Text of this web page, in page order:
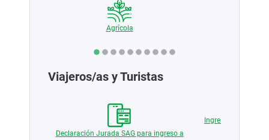
Agrícola
Viajeros/as y Turistas
Declaración Jurada SAG para ingreso a
Ingreso de